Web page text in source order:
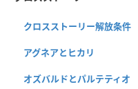
クロスストーリー解放条件
アグネアとヒカリ
オズバルドとパルテティオ